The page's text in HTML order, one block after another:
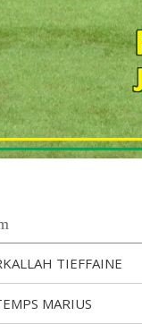
TIEFFAINE
MARIUS